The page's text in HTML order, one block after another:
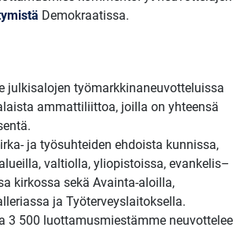
Demokraatissa.
julkisalojen työmarkkinaneuvotteluissa
ammattiliittoa, joilla on yhteensä
ja työsuhteiden ehdoista kunnissa,
valtiolla, yliopistoissa, evankelis–
kirkossa sekä Avainta-aloilla,
ja Työterveyslaitoksella.
3 500 luottamusmiestämme neuvottelee